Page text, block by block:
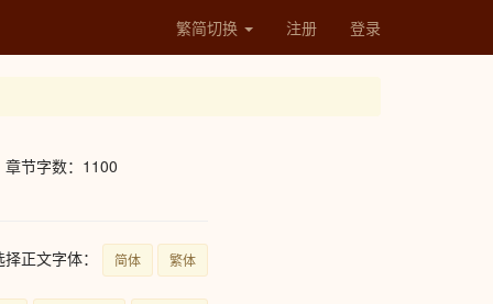
繁简切换 注册 登录
章节字数：1100
择正文字体： 简体 繁体